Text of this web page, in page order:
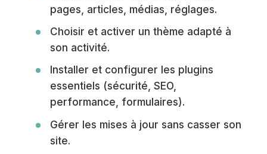
pages, articles, médias, réglages.
Choisir et activer un thème adapté à
son activité.
Installer et configurer les plugins
essentiels (sécurité, SEO,
performance, formulaires).
Gérer les mises à jour sans casser son
site.